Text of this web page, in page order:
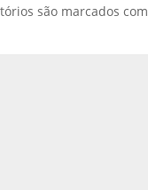
são marcados com